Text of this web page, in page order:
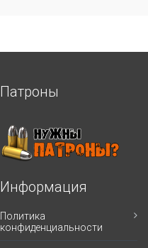
Патроны
Информация
Политика
конфиденциальности